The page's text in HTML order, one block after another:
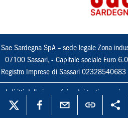
Sae Sardegna SpA – sede legale Zona
07100 Sassari, - Capitale sociale Euro
Registro Imprese di Sassari
I diritti delle immagini e dei testi sono
loro riproduzione con qualsiasi mezzo e